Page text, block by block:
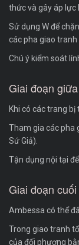
thức và gây áp lực
Sử dụng W để
các pha giao tranh
Chú ý kiểm soát
Giai đoạn
Khi có các trang
Tham gia các pha
Sứ Giả).
Tận dụng nội tại
Giai đoạn
Ambessa có thể
Trong giao tranh
của đối phương